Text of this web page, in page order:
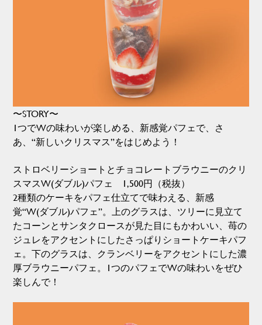
〜STORY〜
1つでWの味わいが楽しめる、新感覚パフェで、さ
あ、“新しいクリスマス”をはじめよう！
ストロベリーショートとチョコレートブラウニーのクリ
スマスW(ダブル)パフェ 1,500円（税抜）
2種類のケーキをパフェ仕立てで味わえる、新感
覚“W(ダブル)パフェ”。上のグラスは、ツリーに見立て
たコーンとサンタクロースが見た目にもかわいい、苺の
ジュレをアクセントにしたさっぱりショートケーキパフ
ェ。下のグラスは、クランベリーをアクセントにした濃
厚ブラウニーパフェ。1つのパフェでWの味わいをぜひ
楽しんで！